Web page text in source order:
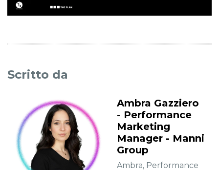
Scritto da
Ambra Gazziero
- Performance
Marketing
Manager - Manni
Group
Ambra, Performance